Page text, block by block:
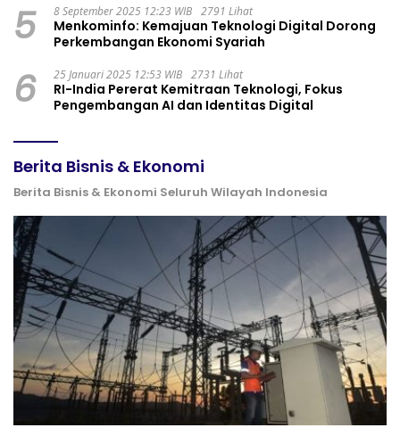
5 8 September 2025 12:23 WIB 2791 Lihat
Menkominfo: Kemajuan Teknologi Digital Dorong
Perkembangan Ekonomi Syariah
6 25 Januari 2025 12:53 WIB 2731 Lihat
RI-India Pererat Kemitraan Teknologi, Fokus
Pengembangan AI dan Identitas Digital
Berita Bisnis & Ekonomi
Berita Bisnis & Ekonomi Seluruh Wilayah Indonesia